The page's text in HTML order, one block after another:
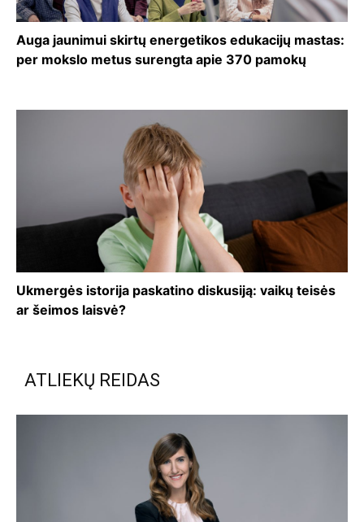
Auga jaunimui skirtų energetikos edukacijų mastas:
per mokslo metus surengta apie 370 pamokų
Ukmergės istorija paskatino diskusiją: vaikų teisės
ar šeimos laisvė?
ATLIEKŲ REIDAS